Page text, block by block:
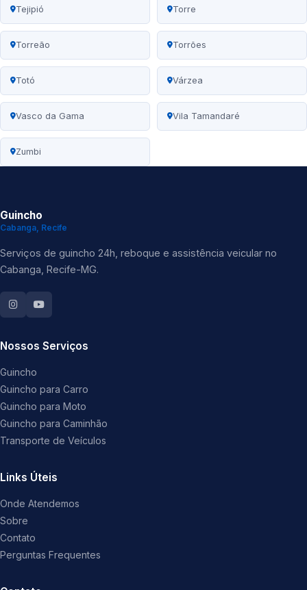
Tejipió Torre
Torreão Torrões
Totó Várzea
Vasco da Gama Vila Tamandaré
Zumbi
Guincho
Cabanga, Recife
Serviços de guincho 24h, reboque e assistência veicular no
Cabanga, Recife-MG.
Nossos Serviços
Guincho
Guincho para Carro
Guincho para Moto
Guincho para Caminhão
Transporte de Veículos
Links Úteis
Onde Atendemos
Sobre
Contato
Perguntas Frequentes